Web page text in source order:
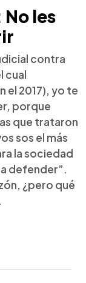
les
contra
cual
el 2017), yo te
porque
que trataron
sos el más
la sociedad
defender”.
¿pero qué